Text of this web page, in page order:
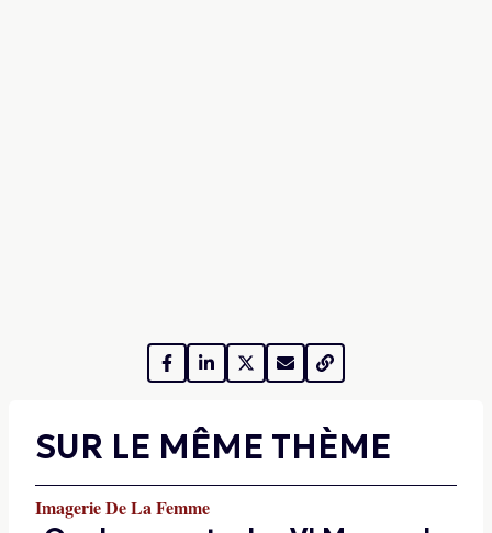
SUR LE MÊME THÈME
Imagerie De La Femme